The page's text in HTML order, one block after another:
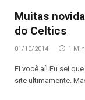
Muitas
do Celtics
01/10/2014 1
Ei você aí! Eu sei
site ultimamente.